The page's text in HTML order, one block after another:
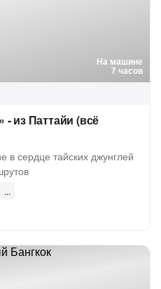
На машине
7 часов
из Паттайи (всё
сердце тайских джунглей